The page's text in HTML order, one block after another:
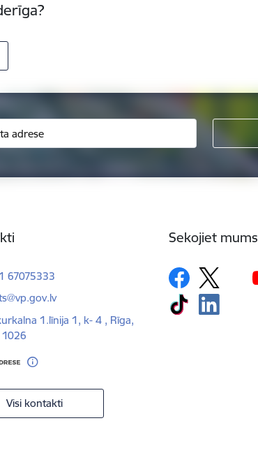
67075333
1.līnija 1, k- 4 , Rīga,
1026
Visi kontakti
Sekojiet mums